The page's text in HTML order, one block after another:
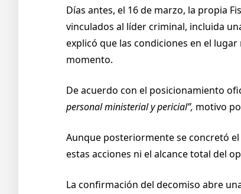
Días antes, el 16 de marzo, la propia
vinculados al líder criminal, incluida
explicó que las condiciones en el
momento.
De acuerdo con el posicionamiento
personal ministerial y pericial”, motivo
Aunque posteriormente se concretó
estas acciones ni el alcance total del
La confirmación del decomiso abre